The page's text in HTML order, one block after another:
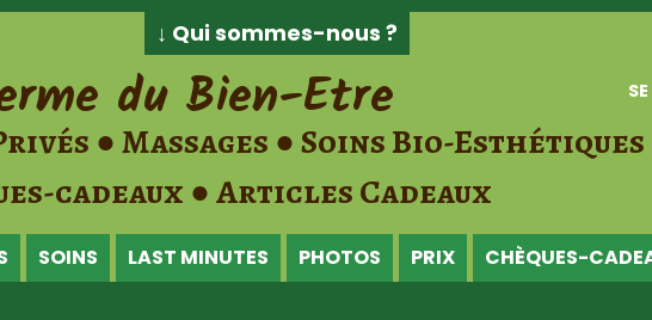
↓ Qui sommes-nous ?
du Bien-Etre
● Massages ● Soins Bio-Esthétiques
cadeaux ● Articles Cadeaux
SOINS LAST MINUTES PHOTOS PRIX CHÈQUES-